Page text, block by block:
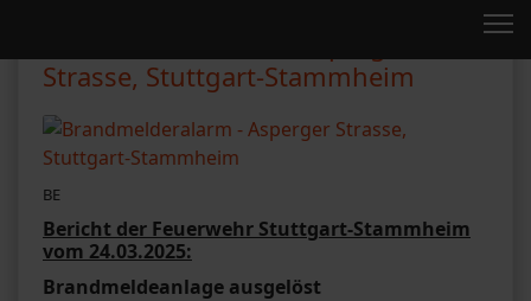
Strasse, Stuttgart-Stammheim
BE
Bericht der Feuerwehr Stuttgart-Stammheim
vom 24.03.2025:
Brandmeldeanlage ausgelöst